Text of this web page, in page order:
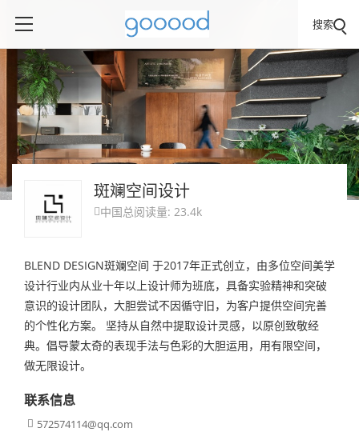
搜索
斑斓空间设计
 中国总阅读量: 23.4k
BLEND DESIGN斑斓空间 于2017年正式创立，由多位空间美学
设计行业内从业十年以上设计师为班底，具备实验精神和突破
意识的设计团队，大胆尝试不因循守旧，为客户提供空间完善
的个性化方案。 坚持从自然中提取设计灵感，以原创致敬经
典。倡导蒙太奇的表现手法与色彩的大胆运用，用有限空间，
做无限设计。
联系信息
 572574114@qq.com